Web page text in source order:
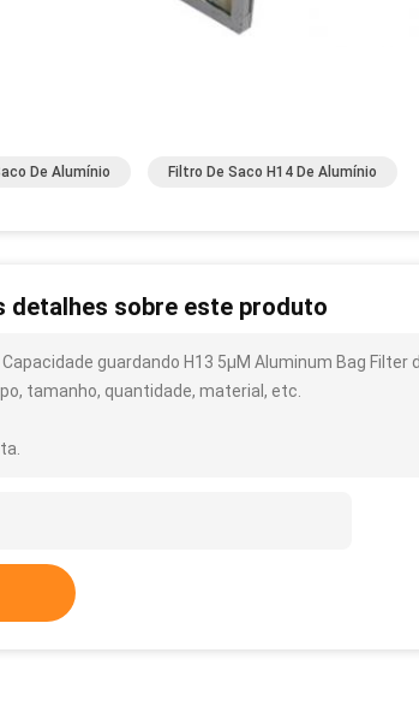
De Alumínio Filtro De Saco H14 De Alumínio
detalhes sobre este produto
guardando H13 5μM Aluminum Bag
tamanho, quantidade, material, etc.